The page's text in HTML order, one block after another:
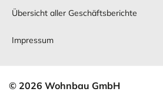
Übersicht aller Geschäftsberichte
Impressum
© 2026 Wohnbau GmbH